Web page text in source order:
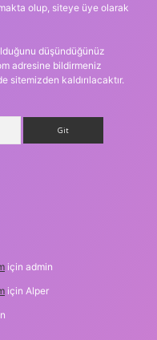
olup, siteye üye olarak
düşündüğünüz
adresine bildirmeniz
sitemizden kaldırılacaktır.
için admin
için Alper